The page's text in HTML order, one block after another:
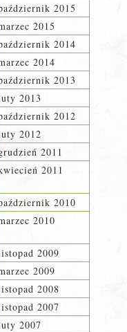
2015
2015
2014
2014
2013
2013
2012
2012
2011
2011
2010
2010
2009
2009
2008
2007
2007